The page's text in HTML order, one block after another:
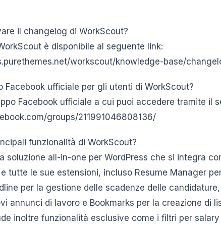
il changelog di WorkScout?
è disponibile al seguente link:
workscout/knowledge-base/
Facebook ufficiale per gli utenti di WorkScout?
Facebook ufficiale a cui puoi accedere tramite il
groups/211991046808136/
funzionalità di WorkScout?
soluzione all-in-one per WordPress che si integra
tutte le sue estensioni, incluso Resume Manager
per la gestione delle scadenze delle
annunci di lavoro e Bookmarks per la creazione di
inoltre funzionalità esclusive come i filtri per